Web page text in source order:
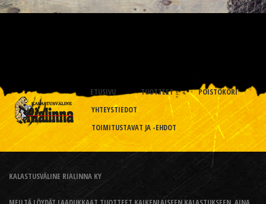
ETUSIVU TUOTTEET
POISTOKORI
YHTEYSTIEDOT
TOIMITUSTAVAT JA -EHDOT
KALASTUSVÄLINE RIALINNA KY